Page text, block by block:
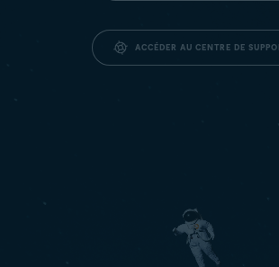
ACCÉDER AU CENTRE DE